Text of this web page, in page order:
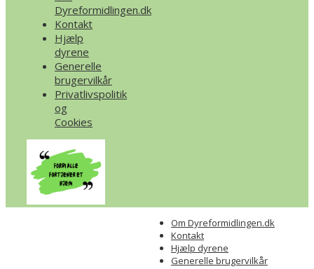
Dyreformidlingen.dk
Kontakt
Hjælp
dyrene
Generelle
brugervilkår
Privatlivspolitik
og
Cookies
Om Dyreformidlingen.dk
Kontakt
Hjælp dyrene
Generelle brugervilkår